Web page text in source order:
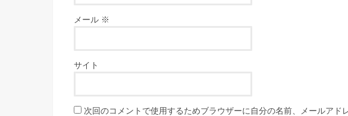
メール ※
サイト
次回のコメントで使用するためブラウザーに自分の名前、メールアド